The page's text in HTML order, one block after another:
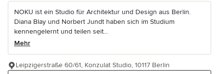
NOKU ist ein Studio für Architektur und Design aus Berlin.
Diana Blay und Norbert Jundt haben sich im Studium
kennengelernt und teilen seit...
Mehr
Leipzigerstraße 60/61, Konzulat Studio, 10117 Berlin